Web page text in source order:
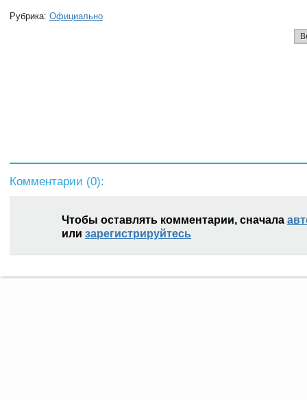
Рубрика: Официально
Комментарии (0):
Чтобы оставлять комментарии, сначала
или зарегистрируйтесь